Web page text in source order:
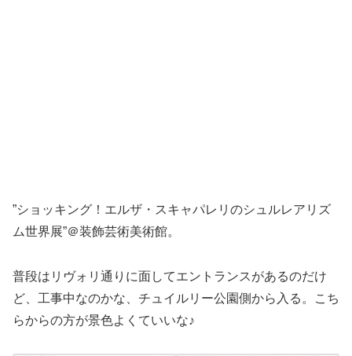
”ショッキング！エルザ・スキャパレリのシュルレアリズ
ム世界展”＠装飾芸術美術館。
普段はリヴォリ通りに面してエントランスがあるのだけ
ど、工事中なのかな、チュイルリー公園側から入る。こち
らからの方が景色よくていいな♪